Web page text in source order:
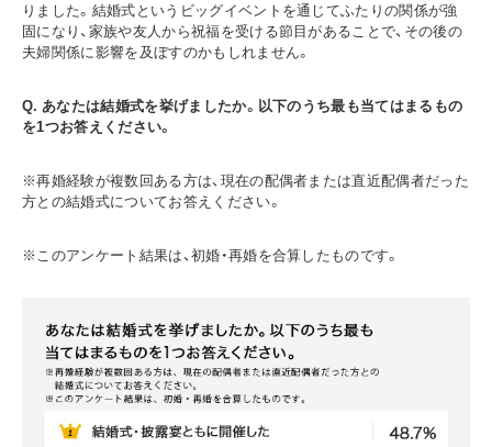
りました。結婚式というビッグイベントを通じてふたりの関係が強
固になり、家族や友人から祝福を受ける節目があることで、その後の
夫婦関係に影響を及ぼすのかもしれません。
Q. あなたは結婚式を挙げましたか。以下のうち最も当てはまるもの
を1つお答えください。
※再婚経験が複数回ある方は、現在の配偶者または直近配偶者だった
方との結婚式についてお答えください。
※このアンケート結果は、初婚・再婚を合算したものです。